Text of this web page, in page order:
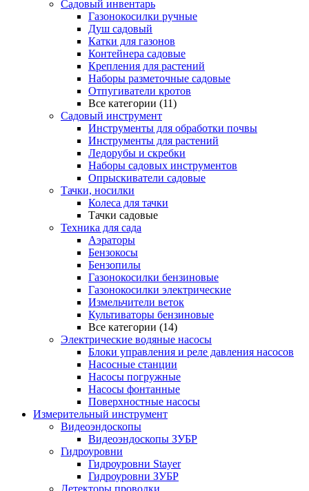
Садовый инвентарь
Газонокосилки ручные
Душ садовый
Катки для газонов
Контейнера садовые
Крепления для растений
Наборы разметочные садовые
Отпугиватели кротов
Все категории (11)
Садовый инструмент
Инструменты для обработки почвы
Инструменты для растений
Ледорубы и скребки
Наборы садовых инструментов
Опрыскиватели садовые
Тачки, носилки
Колеса для тачки
Тачки садовые
Техника для сада
Аэраторы
Бензокосы
Бензопилы
Газонокосилки бензиновые
Газонокосилки электрические
Измельчители веток
Культиваторы бензиновые
Все категории (14)
Электрические водяные насосы
Блоки управления и реле давления насосов
Насосные станции
Насосы погружные
Насосы фонтанные
Поверхностные насосы
Измерительный инструмент
Видеоэндоскопы
Видеоэндоскопы ЗУБР
Гидроуровни
Гидроуровни Stayer
Гидроуровни ЗУБР
Детекторы проводки